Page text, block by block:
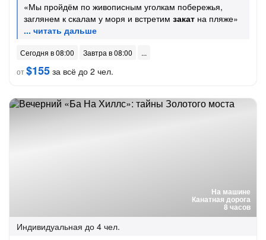
«Мы пройдём по живописным уголкам побережья,
заглянем к скалам у моря и встретим закат на пляже»
Сегодня в 08:00
Завтра в 08:00
от$155 за всё до 2 чел.
На машине
Канатная дорога
8 часов
Индивидуальная до 4 чел.